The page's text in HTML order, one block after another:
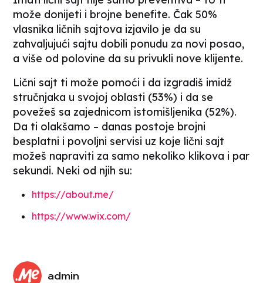
može donijeti i brojne benefite. Čak 50%
vlasnika ličnih sajtova izjavilo je da su
zahvaljujući sajtu dobili ponudu za novi posao,
a više od polovine da su privukli nove klijente.
Lični sajt ti može pomoći i da izgradiš imidž
stručnjaka u svojoj oblasti (53%) i da se
povežeš sa zajednicom istomišljenika (52%).
Da ti olakšamo – danas postoje brojni
besplatni i povoljni servisi uz koje lični sajt
možeš napraviti za samo nekoliko klikova i par
sekundi. Neki od njih su:
https://about.me/
https://www.wix.com/
admin